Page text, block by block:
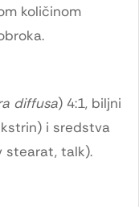
količinom
diffusa) 4:1, biljni
i sredstva
stearat, talk).